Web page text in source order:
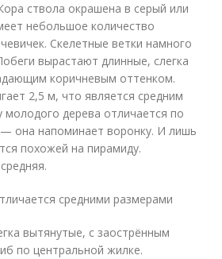
ствола окрашена в серый или
небольшое количество
Скелетные ветки намного
вырастают длинные, слегка
коричневым оттенком.
2,5 м, что является средним
молодого дерева отличается по
она напоминает воронку. И лишь
похожей на пирамиду.
средними размерами
вытянутые, с заострённым
по центральной жилке.